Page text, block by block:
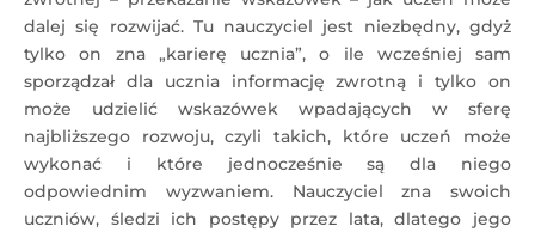
dalej się rozwijać. Tu nauczyciel jest niezbędny, gdyż
tylko on zna „karierę ucznia”, o ile wcześniej sam
sporządzał dla ucznia informację zwrotną i tylko on
może udzielić wskazówek wpadających w sferę
najbliższego rozwoju, czyli takich, które uczeń może
wykonać i które jednocześnie są dla niego
odpowiednim wyzwaniem. Nauczyciel zna swoich
uczniów, śledzi ich postępy przez lata, dlatego jego